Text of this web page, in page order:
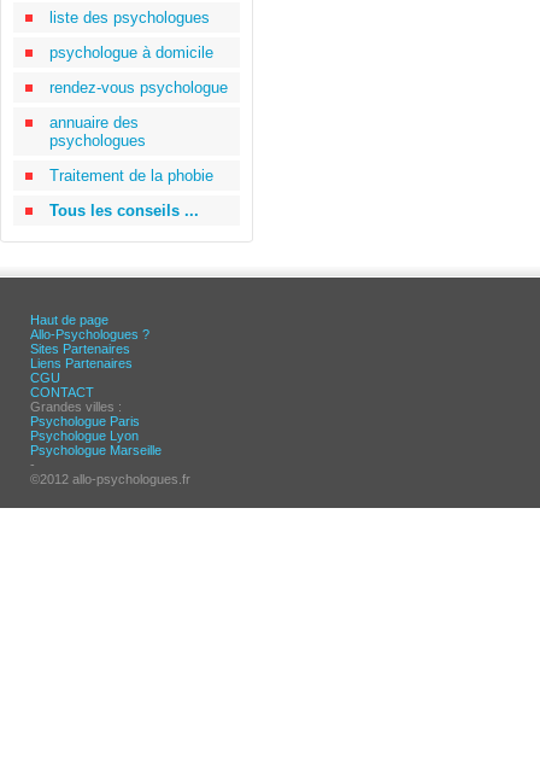
liste des psychologues
psychologue à domicile
rendez-vous psychologue
annuaire des
psychologues
Traitement de la phobie
Tous les conseils ...
Haut de page
Allo-Psychologues ?
Sites Partenaires
Liens Partenaires
CGU
CONTACT
Grandes villes :
Psychologue Paris
Psychologue Lyon
Psychologue Marseille
-
©2012 allo-psychologues.fr